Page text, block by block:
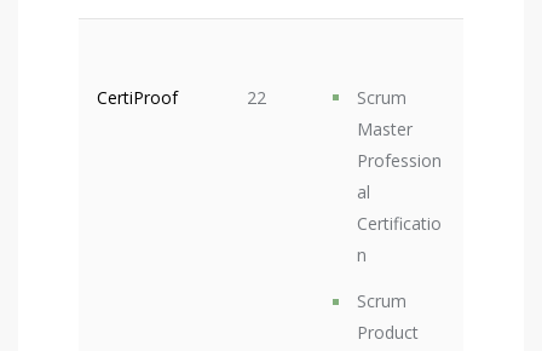
CertiProof 22
Scrum
Master
Profession
al
Certificatio
n
Scrum
Product